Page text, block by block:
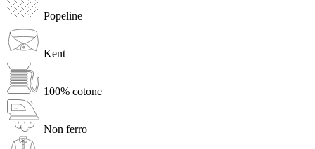
Popeline
Kent
100% cotone
Non ferro